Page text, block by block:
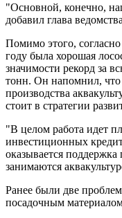
"Основной, конечно,
добавил глава
Помимо этого,
году была хорошая
значимости рекорд за
тонн. Он напомнил, что
производства
стоит в стратегии
"В целом работа идет
инвестиционных
оказывается
занимаются
Ранее были две
посадочным